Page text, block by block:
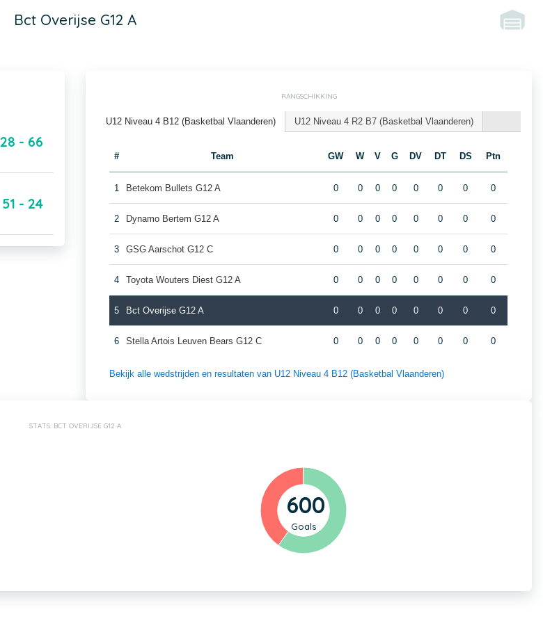
Bct Overijse G12 A
28 - 66
51 - 24
RANGSCHIKKING
U12 Niveau 4 B12 (Basketbal Vlaanderen) U12 Niveau 4 R2 B7 (Basketbal Vlaanderen)
# Team GW W V G DV DT DS Ptn
1 Betekom Bullets G12 A 0 0 0 0 0 0 0 0
2 Dynamo Bertem G12 A 0 0 0 0 0 0 0 0
3 GSG Aarschot G12 C 0 0 0 0 0 0 0 0
4 Toyota Wouters Diest G12 A 0 0 0 0 0 0 0 0
5 Bct Overijse G12 A 0 0 0 0 0 0 0 0
6 Stella Artois Leuven Bears G12 C 0 0 0 0 0 0 0 0
Bekijk alle wedstrijden en resultaten van U12 Niveau 4 B12 (Basketbal Vlaanderen)
STATS: BCT OVERIJSE G12 A
600
Goals